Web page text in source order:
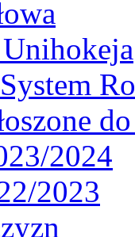
2024
2023